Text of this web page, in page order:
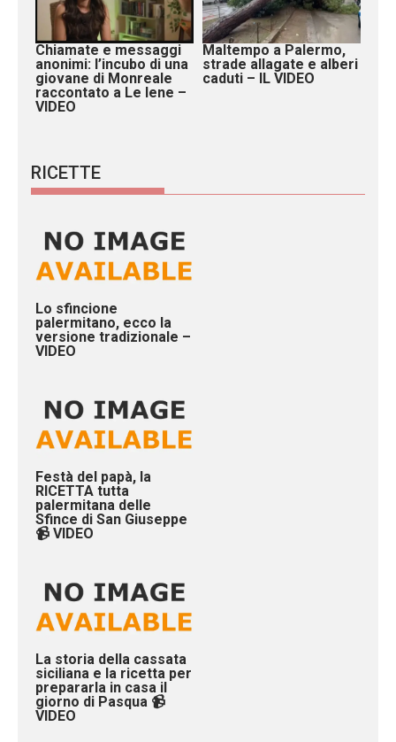
Chiamate e messaggi
anonimi: l’incubo di una
giovane di Monreale
raccontato a Le Iene –
VIDEO
Maltempo a Palermo,
strade allagate e alberi
caduti – IL VIDEO
RICETTE
Lo sfincione
palermitano, ecco la
versione tradizionale –
VIDEO
Festà del papà, la
RICETTA tutta
palermitana delle
Sfince di San Giuseppe
📹 VIDEO
La storia della cassata
siciliana e la ricetta per
prepararla in casa il
giorno di Pasqua 📹
VIDEO